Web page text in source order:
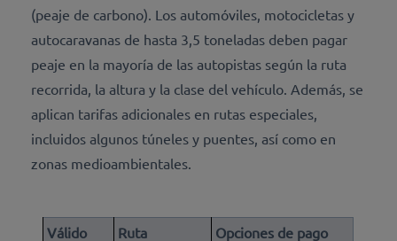
(peaje de carbono). Los automóviles, motocicletas y
autocaravanas de hasta 3,5 toneladas deben pagar
peaje en la mayoría de las autopistas según la ruta
recorrida, la altura y la clase del vehículo. Además, se
aplican tarifas adicionales en rutas especiales,
incluidos algunos túneles y puentes, así como en
zonas medioambientales.
Válido
Ruta Opciones de pago